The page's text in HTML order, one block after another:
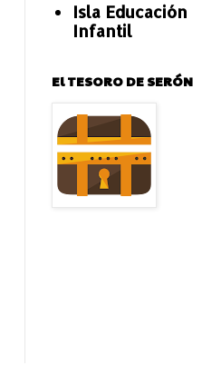
Isla Educación
Infantil
El TESORO DE SERÓN